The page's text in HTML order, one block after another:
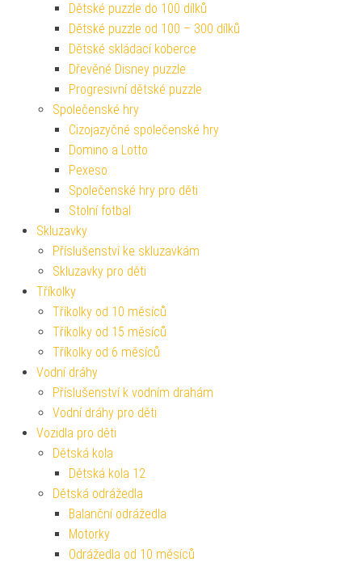
Dětské puzzle do 100 dílků
Dětské puzzle od 100 – 300 dílků
Dětské skládací koberce
Dřevěné Disney puzzle
Progresivní dětské puzzle
Společenské hry
Cizojazyčné společenské hry
Domino a Lotto
Pexeso
Společenské hry pro děti
Stolní fotbal
Skluzavky
Příslušenství ke skluzavkám
Skluzavky pro děti
Tříkolky
Tříkolky od 10 měsíců
Tříkolky od 15 měsíců
Tříkolky od 6 měsíců
Vodní dráhy
Příslušenství k vodním drahám
Vodní dráhy pro děti
Vozidla pro děti
Dětská kola
Dětská kola 12
Dětská odrážedla
Balanční odrážedla
Motorky
Odrážedla od 10 měsíců